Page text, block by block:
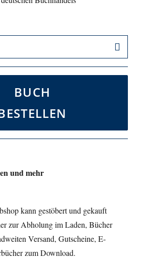
BUCH
und mehr
kann gestöbert und gekauft
zur Abholung im Laden, Bücher
Versand, Gutscheine, E-
zum Download.